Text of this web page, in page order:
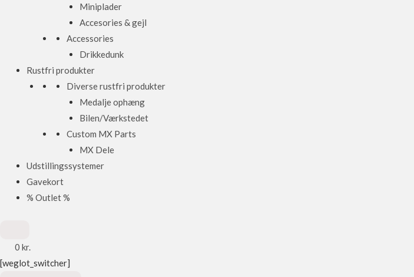
Miniplader
Accesories & gejl
Accessories
Drikkedunk
Rustfri produkter
Diverse rustfri produkter
Medalje ophæng
Bilen/Værkstedet
Custom MX Parts
MX Dele
Udstillingssystemer
Gavekort
% Outlet %
0 kr.
[weglot_switcher]